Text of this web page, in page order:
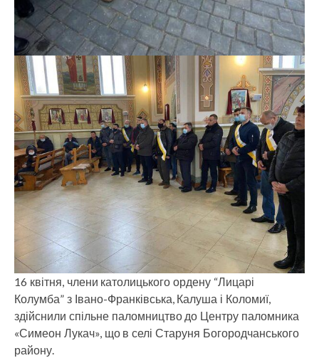
16 квітня, члени католицького ордену “Лицарі
Колумба” з Івано-Франківська, Калуша і Коломиї,
здійснили спільне паломництво до Центру паломника
«Симеон Лукач», що в селі Старуня Богородчанського
району.